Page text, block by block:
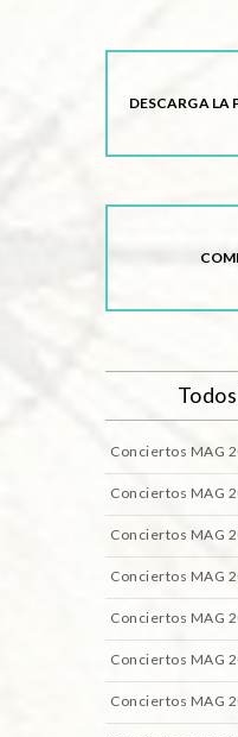
DESCARGA LA
Conciertos MAG
Conciertos MAG
Conciertos MAG
Conciertos MAG
Conciertos MAG
Conciertos MAG
Conciertos MAG